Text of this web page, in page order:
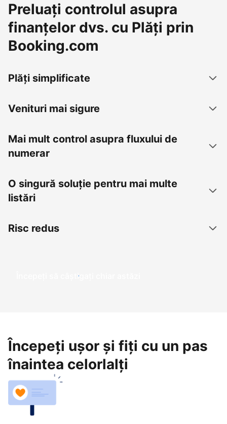
Preluați controlul asupra
finanțelor dvs. cu Plăți prin
Booking.com
Plăți simplificate
Venituri mai sigure
Mai mult control asupra fluxului de
numerar
O singură soluție pentru mai multe
listări
Risc redus
Începeți să câștigați chiar astăzi
Începeți ușor și fiți cu un pas
înaintea celorlalți